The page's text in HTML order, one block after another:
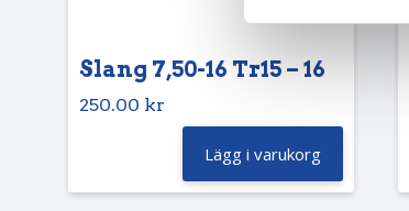
Slang 7,50-16 Tr15 – 16
250.00 kr
Lägg i varukorg